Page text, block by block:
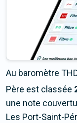
Au baromètre
Père est classée
une note
Les Port-Saint-